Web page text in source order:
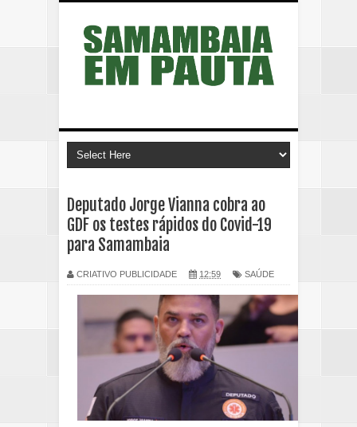
Deputado Jorge Vianna cobra ao
GDF os testes rápidos do Covid-19
para Samambaia
CRIATIVO PUBLICIDADE 12:59 SAÚDE